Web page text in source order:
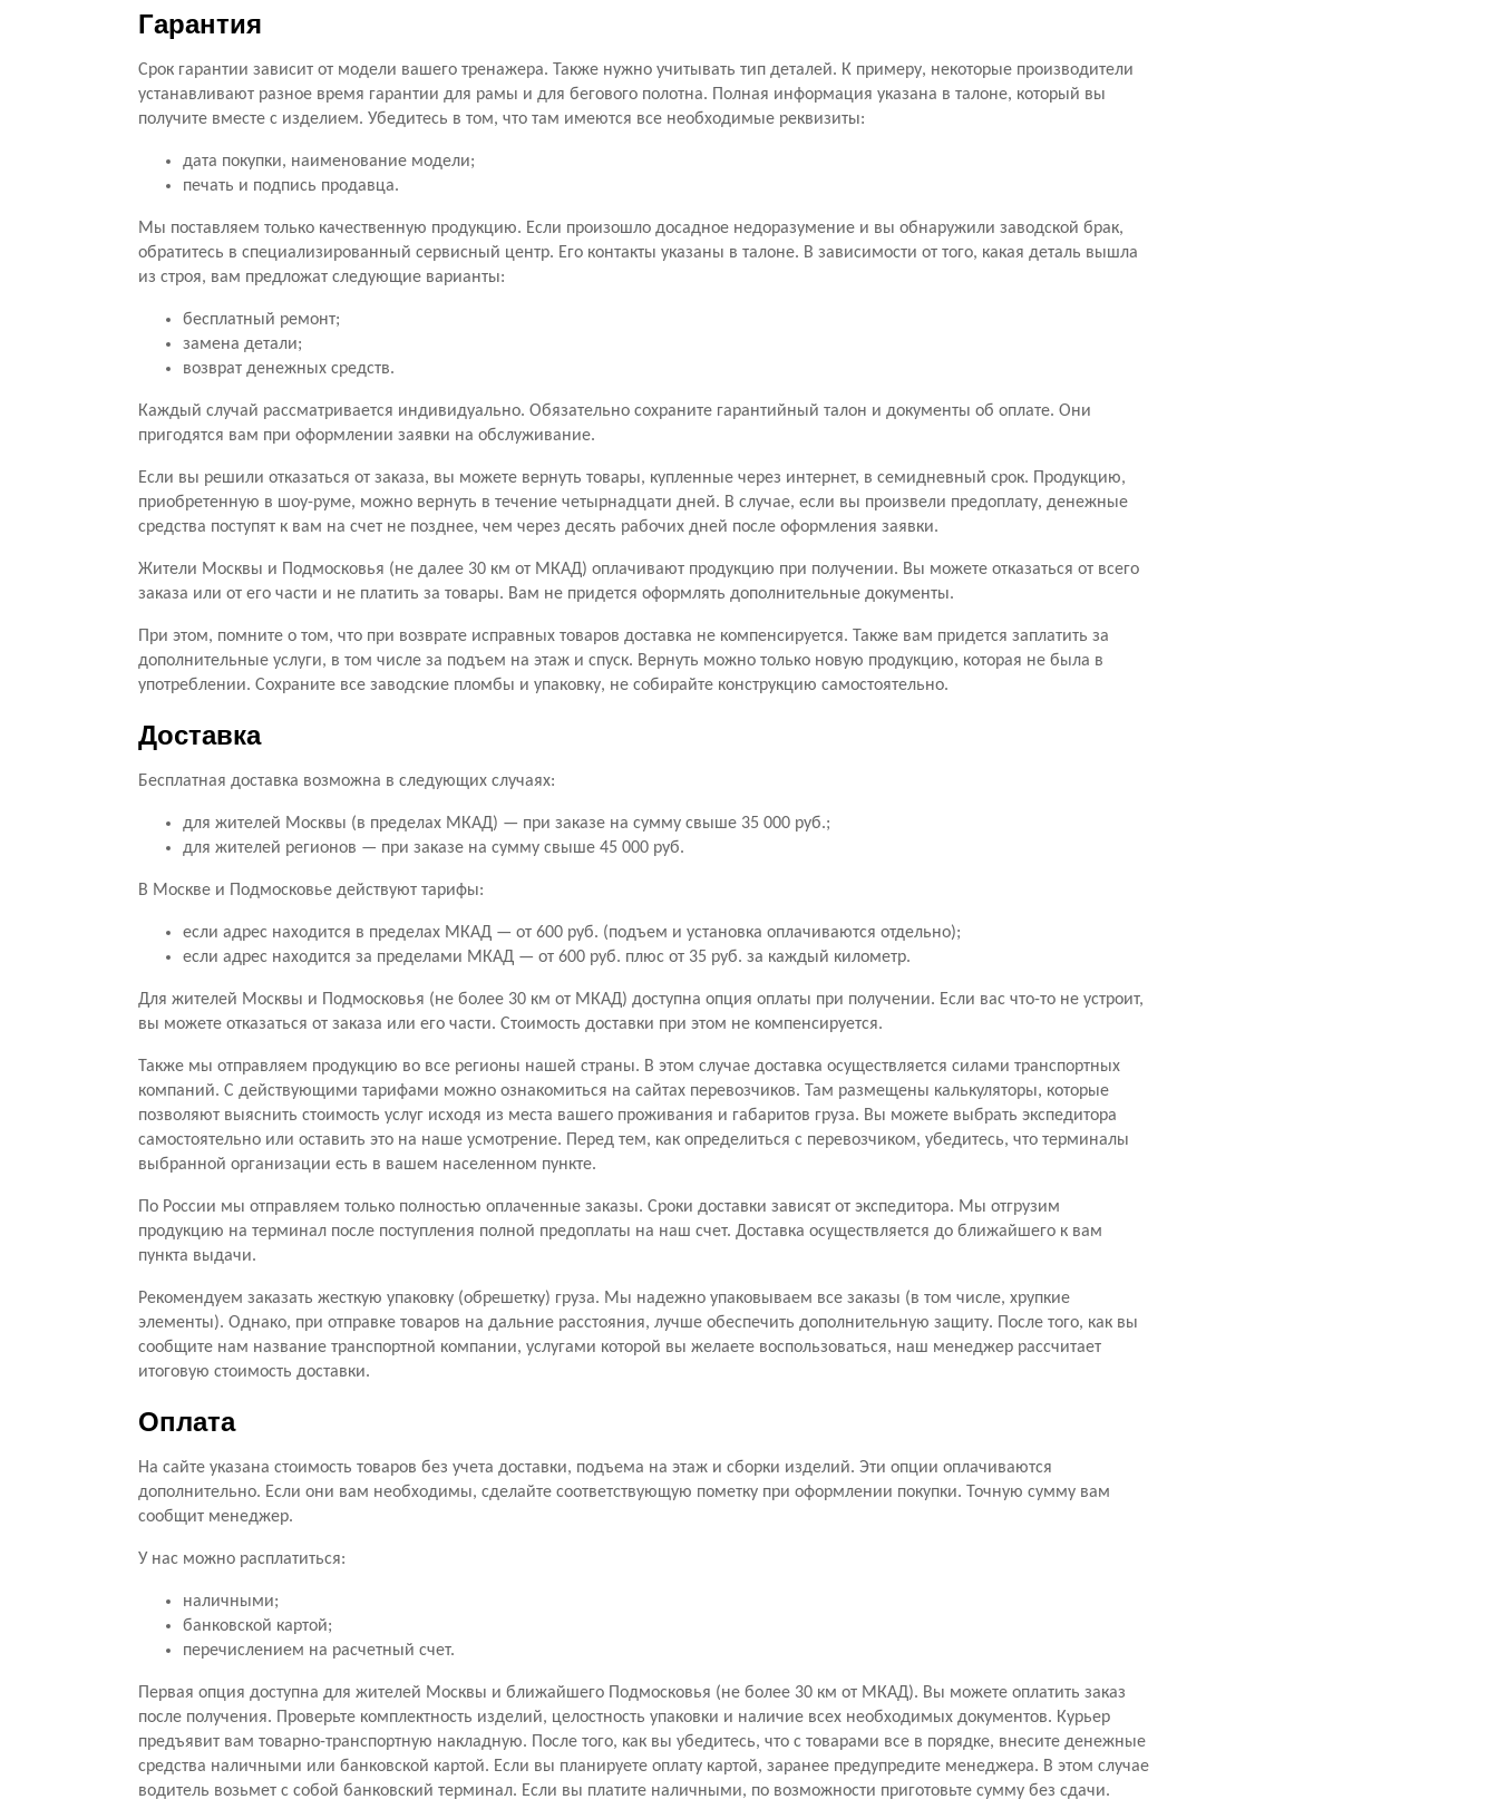
Гарантия
Срок гарантии зависит от модели вашего тренажера. Также нужно учитывать тип деталей. К примеру, некоторые производители
устанавливают разное время гарантии для рамы и для бегового полотна. Полная информация указана в талоне, который вы
получите вместе с изделием. Убедитесь в том, что там имеются все необходимые реквизиты:
дата покупки, наименование модели;
печать и подпись продавца.
Мы поставляем только качественную продукцию. Если произошло досадное недоразумение и вы обнаружили заводской брак,
обратитесь в специализированный сервисный центр. Его контакты указаны в талоне. В зависимости от того, какая деталь вышла
из строя, вам предложат следующие варианты:
бесплатный ремонт;
замена детали;
возврат денежных средств.
Каждый случай рассматривается индивидуально. Обязательно сохраните гарантийный талон и документы об оплате. Они
пригодятся вам при оформлении заявки на обслуживание.
Если вы решили отказаться от заказа, вы можете вернуть товары, купленные через интернет, в семидневный срок. Продукцию,
приобретенную в шоу-руме, можно вернуть в течение четырнадцати дней. В случае, если вы произвели предоплату, денежные
средства поступят к вам на счет не позднее, чем через десять рабочих дней после оформления заявки.
Жители Москвы и Подмосковья (не далее 30 км от МКАД) оплачивают продукцию при получении. Вы можете отказаться от всего
заказа или от его части и не платить за товары. Вам не придется оформлять дополнительные документы.
При этом, помните о том, что при возврате исправных товаров доставка не компенсируется. Также вам придется заплатить за
дополнительные услуги, в том числе за подъем на этаж и спуск. Вернуть можно только новую продукцию, которая не была в
употреблении. Сохраните все заводские пломбы и упаковку, не собирайте конструкцию самостоятельно.
Доставка
Бесплатная доставка возможна в следующих случаях:
для жителей Москвы (в пределах МКАД) — при заказе на сумму свыше 35 000 руб.;
для жителей регионов — при заказе на сумму свыше 45 000 руб.
В Москве и Подмосковье действуют тарифы:
если адрес находится в пределах МКАД — от 600 руб. (подъем и установка оплачиваются отдельно);
если адрес находится за пределами МКАД — от 600 руб. плюс от 35 руб. за каждый километр.
Для жителей Москвы и Подмосковья (не более 30 км от МКАД) доступна опция оплаты при получении. Если вас что-то не устроит,
вы можете отказаться от заказа или его части. Стоимость доставки при этом не компенсируется.
Также мы отправляем продукцию во все регионы нашей страны. В этом случае доставка осуществляется силами транспортных
компаний. С действующими тарифами можно ознакомиться на сайтах перевозчиков. Там размещены калькуляторы, которые
позволяют выяснить стоимость услуг исходя из места вашего проживания и габаритов груза. Вы можете выбрать экспедитора
самостоятельно или оставить это на наше усмотрение. Перед тем, как определиться с перевозчиком, убедитесь, что терминалы
выбранной организации есть в вашем населенном пункте.
По России мы отправляем только полностью оплаченные заказы. Сроки доставки зависят от экспедитора. Мы отгрузим
продукцию на терминал после поступления полной предоплаты на наш счет. Доставка осуществляется до ближайшего к вам
пункта выдачи.
Рекомендуем заказать жесткую упаковку (обрешетку) груза. Мы надежно упаковываем все заказы (в том числе, хрупкие
элементы). Однако, при отправке товаров на дальние расстояния, лучше обеспечить дополнительную защиту. После того, как вы
сообщите нам название транспортной компании, услугами которой вы желаете воспользоваться, наш менеджер рассчитает
итоговую стоимость доставки.
Оплата
На сайте указана стоимость товаров без учета доставки, подъема на этаж и сборки изделий. Эти опции оплачиваются
дополнительно. Если они вам необходимы, сделайте соответствующую пометку при оформлении покупки. Точную сумму вам
сообщит менеджер.
У нас можно расплатиться:
наличными;
банковской картой;
перечислением на расчетный счет.
Первая опция доступна для жителей Москвы и ближайшего Подмосковья (не более 30 км от МКАД). Вы можете оплатить заказ
после получения. Проверьте комплектность изделий, целостность упаковки и наличие всех необходимых документов. Курьер
предъявит вам товарно-транспортную накладную. После того, как вы убедитесь, что с товарами все в порядке, внесите денежные
средства наличными или банковской картой. Если вы планируете оплату картой, заранее предупредите менеджера. В этом случае
водитель возьмет с собой банковский терминал. Если вы платите наличными, по возможности приготовьте сумму без сдачи.